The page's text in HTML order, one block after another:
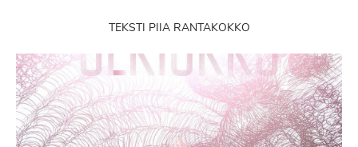
TEKSTI PIIA RANTAKOKKO